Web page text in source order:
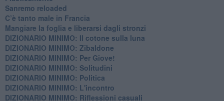
Sanremo reloaded
C’è tanto male in Francia
​Mangiare la foglia e liberarsi dagli stronzi
DIZIONARIO MINIMO: Il cotone sulla luna
DIZIONARIO MINIMO: Zibaldone
DIZIONARIO MINIMO: Per Giove!
DIZIONARIO MINIMO: Solitudini
DIZIONARIO MINIMO: Politica
DIZIONARIO MINIMO: L'incontro
DIZIONARIO MINIMO: Riflessioni casuali